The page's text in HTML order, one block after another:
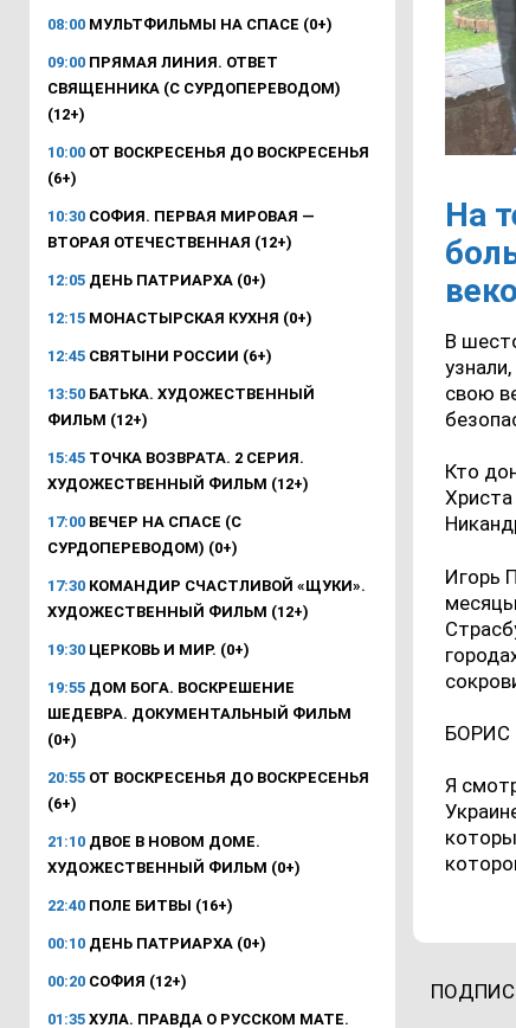
08:00 МУЛЬТФИЛЬМЫ НА СПАСЕ (0+)
09:00 ПРЯМАЯ ЛИНИЯ. ОТВЕТ
СВЯЩЕННИКА (С СУРДОПЕРЕВОДОМ)
(12+)
10:00 ОТ ВОСКРЕСЕНЬЯ ДО ВОСКРЕСЕНЬЯ
(6+)
10:30 СОФИЯ. ПЕРВАЯ МИРОВАЯ —
ВТОРАЯ ОТЕЧЕСТВЕННАЯ (12+)
12:05 ДЕНЬ ПАТРИАРХА (0+)
12:15 МОНАСТЫРСКАЯ КУХНЯ (0+)
12:45 СВЯТЫНИ РОССИИ (6+)
13:50 БАТЬКА. ХУДОЖЕСТВЕННЫЙ
ФИЛЬМ (12+)
15:45 ТОЧКА ВОЗВРАТА. 2 СЕРИЯ.
ХУДОЖЕСТВЕННЫЙ ФИЛЬМ (12+)
17:00 ВЕЧЕР НА СПАСЕ (С
СУРДОПЕРЕВОДОМ) (0+)
17:30 КОМАНДИР СЧАСТЛИВОЙ «ЩУКИ».
ХУДОЖЕСТВЕННЫЙ ФИЛЬМ (12+)
19:30 ЦЕРКОВЬ И МИР. (0+)
19:55 ДОМ БОГА. ВОСКРЕШЕНИЕ
ШЕДЕВРА. ДОКУМЕНТАЛЬНЫЙ ФИЛЬМ
(0+)
20:55 ОТ ВОСКРЕСЕНЬЯ ДО ВОСКРЕСЕНЬЯ
(6+)
21:10 ДВОЕ В НОВОМ ДОМЕ.
ХУДОЖЕСТВЕННЫЙ ФИЛЬМ (0+)
22:40 ПОЛЕ БИТВЫ (16+)
00:10 ДЕНЬ ПАТРИАРХА (0+)
00:20 СОФИЯ (12+)
01:35 ХУЛА. ПРАВДА О РУССКОМ МАТЕ.
На
В
свою
Кто
Игорь
БОРИС
Я